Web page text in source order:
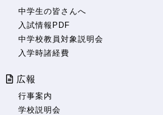
中学生の皆さんへ
入試情報PDF
中学校教員対象説明会
入学時諸経費
広報
行事案内
学校説明会